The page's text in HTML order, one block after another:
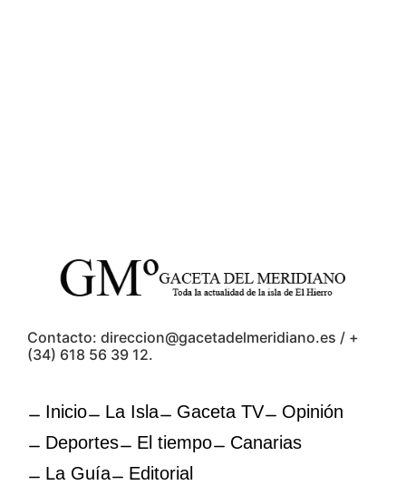
Contacto: direccion@gacetadelmeridiano.es / +
(34) 618 56 39 12.
Inicio La Isla Gaceta TV
Opinión
Deportes
El tiempo
Canarias
La Guía
Editorial